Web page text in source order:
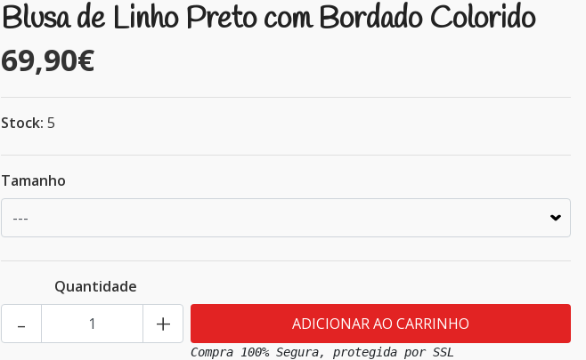
Blusa de Linho Preto com Bordado Colorido
69,90€
Stock: 5
Tamanho
Quantidade
+
-
Compra 100% Segura, protegida por SSL